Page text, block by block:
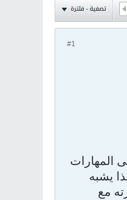
تصفية - فلترة
#1
المهارات
يشبه
مع